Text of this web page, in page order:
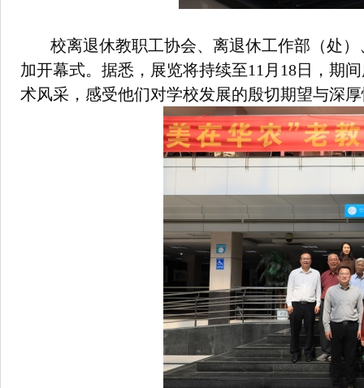
校离退休教职工协会、离退休工作部（处
加开幕式。据悉，展览将持续至11月18日，期
术风采，感受他们对学校发展的殷切期望与深